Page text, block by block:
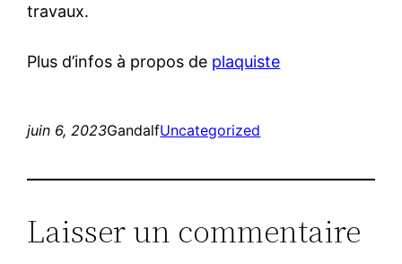
travaux.
Plus d’infos à propos de plaquiste
juin 6, 2023GandalfUncategorized
Laisser un commentaire